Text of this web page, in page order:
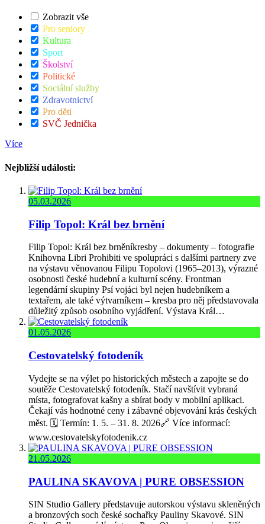
Zobrazit vše
Pro seniory
Kultura
Sport
Školství
Politické
Sociální služby
Zdravotnictví
Pro děti
SVČ Jednička
Více
Nejbližší události:
05.03.2026
Filip Topol: Král bez brnění
Filip Topol: Král bez brněníkresby – dokumenty – fotografie
Knihovna Libri Prohibiti ve spolupráci s dalšími partnery zve
na výstavu věnovanou Filipu Topolovi (1965–2013), výrazné
osobnosti české hudební a kulturní scény. Frontman
legendární skupiny Psí vojáci byl nejen hudebníkem a
textařem, ale také výtvarníkem – kresba pro něj představovala
důležitý způsob osobního vyjádření. Výstava Král…
01.05.2026
Cestovatelský fotodeník
Vydejte se na výlet po historických městech a zapojte se do
soutěže Cestovatelský fotodeník. Stačí navštívit vybraná
místa, fotografovat kašny a sbírat body v mobilní aplikaci.
Čekají vás hodnotné ceny i zábavné objevování krás českých
měst. 🗓️ Termín: 1. 5. – 31. 8. 2026🔗 Více informací:
www.cestovatelskyfotodenik.cz
21.05.2026
PAULINA SKAVOVA | PURE OBSESSION
SIN Studio Gallery představuje autorskou výstavu skleněných
a bronzových soch české sochařky Pauliny Skavové. SIN